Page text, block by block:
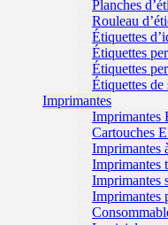
Planches
Rouleau
Étiquettes
Étiquettes
Étiquettes
Étiquettes de
Imprimantes
Imprimantes
Cartouches
Imprimantes
Imprimantes
Imprimantes
Imprimantes